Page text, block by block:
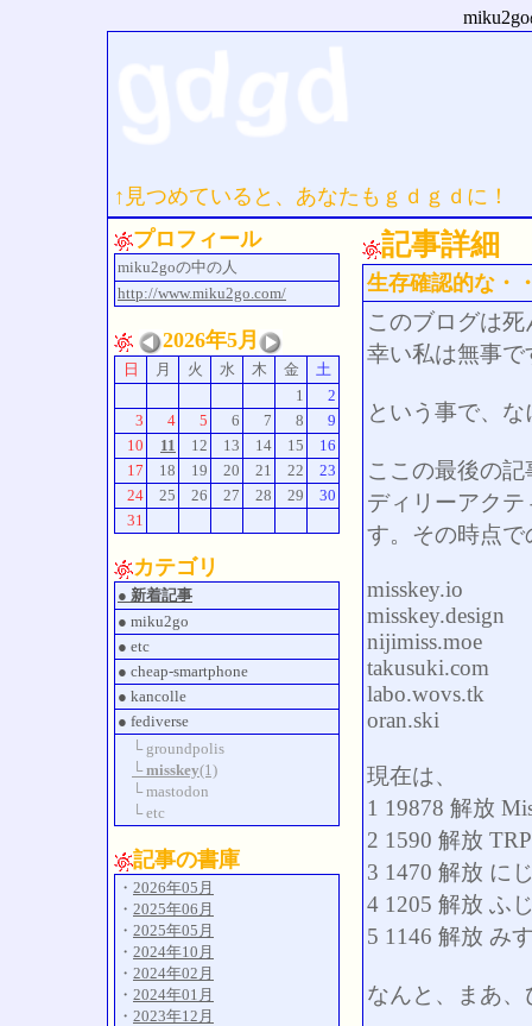
↑見つめていると、あなたもｇｄｇｄに！
プロフィール
miku2goの中の人
http://www.miku2go.com/
2026年5月
日 月 火 水 木 金
土
1
2
3
4 5 6 7 8
9
10
11 12 13 14 15
16
17
18 19 20 21 22
23
24
25 26 27 28 29
30
31
カテゴリ
● 新着記事
● miku2go
● etc
● cheap-smartphone
● kancolle
● fediverse
└ groundpolis
└ misskey(1)
└ mastodon
└ etc
記事の書庫
・ 2026年05月
・ 2025年06月
・ 2025年05月
・ 2024年10月
・ 2024年02月
・ 2024年01月
・ 2023年12月
記事詳細
生存確認的な・
このブログは
幸い私は無事で
という事で、
ここの最後の
ディリーアクテ
す。その時点で
misskey.io
misskey.design
nijimiss.moe
takusuki.com
labo.wovs.tk
oran.ski
現在は、
1 19878 解放
2 1590 解放
3 1470 解放 に
4 1205 解放 ふ
5 1146 解放 み
なんと、まあ